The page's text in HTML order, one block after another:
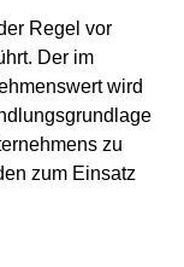
Regel vor
Der im
wird
zu
zum Einsatz